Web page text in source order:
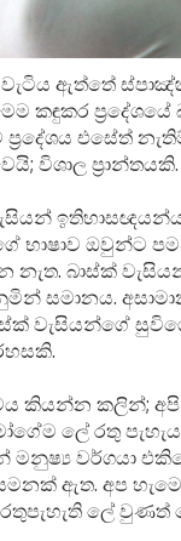
වැටිය ඇත්තේ
කඳුකර ප්‍රදේශයේ
එසේත්
විශාල ප්‍රාන්තයකි.
භාෂාව ඔවුන්ට
නැත. බාස්ක්
සමානය.
වැසියන්ගේ
කියන්න කලින්;
ලේ රතු
මනුෂ්‍ය වර්ගයා
ඇත. අප
ලේ